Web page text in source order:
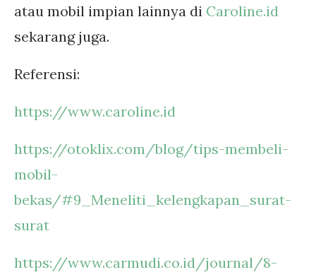
atau mobil impian lainnya di Caroline.id
sekarang juga.
Referensi:
https://www.caroline.id
https://otoklix.com/blog/tips-membeli-
mobil-
bekas/#9_Meneliti_kelengkapan_surat-
surat
https://www.carmudi.co.id/journal/8-